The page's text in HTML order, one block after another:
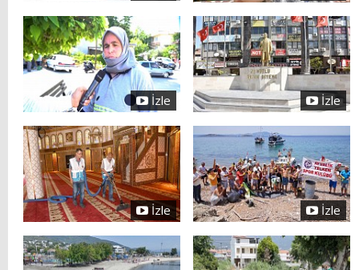
İzle İzle
İzle İzle